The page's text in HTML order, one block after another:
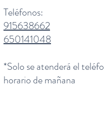
Teléfonos:
915638662
650141048
*Solo se atenderá el
horario de mañana